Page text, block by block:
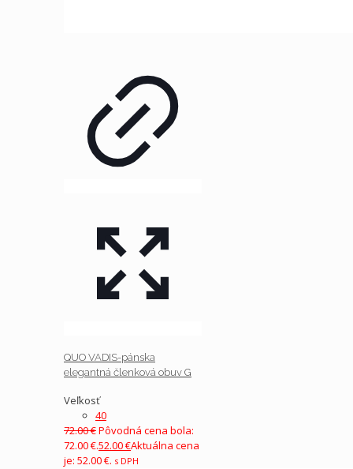
QUO VADIS-pánska
elegantná členková obuv G
Veľkosť
40
72.00€Pôvodná cena bola:
72.00 €.52.00€Aktuálna cena
je: 52.00 €. s DPH